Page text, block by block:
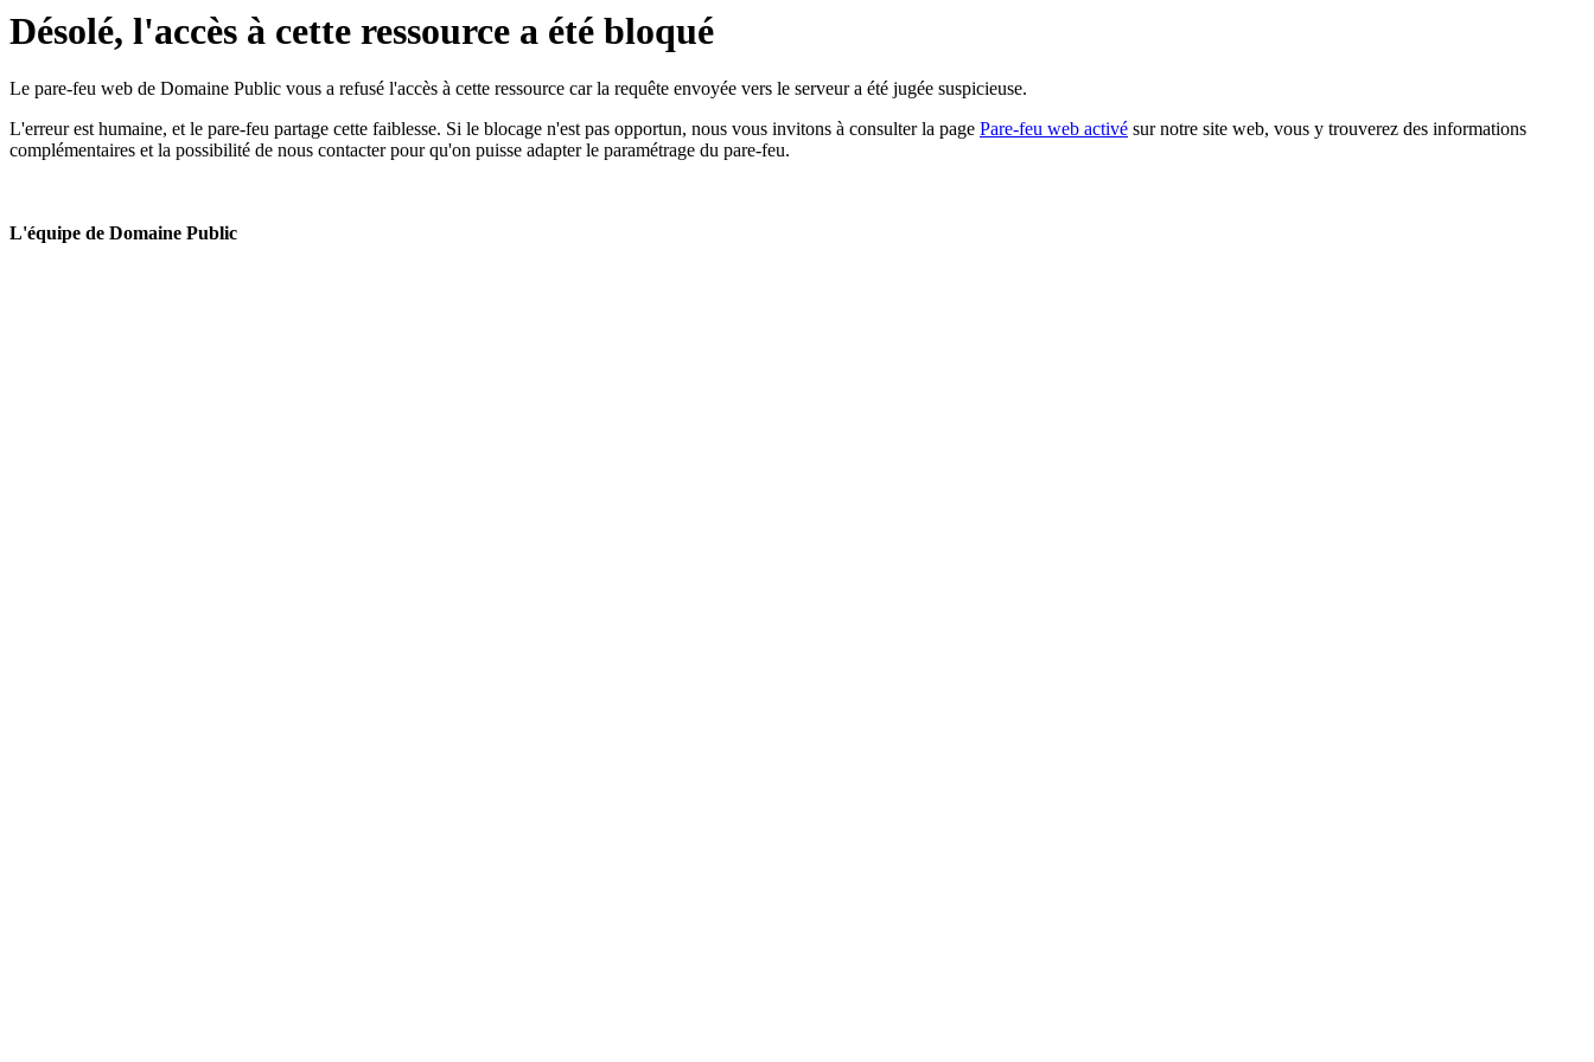
Désolé, l'accès à cette ressource a été bloqué
Le pare-feu web de Domaine Public vous a refusé l'accès à cette ressource car la requête envoyée vers le serveur a été jugée suspicieuse.
L'erreur est humaine, et le pare-feu partage cette faiblesse. Si le blocage n'est pas opportun, nous vous invitons à consulter la page Pare-feu web activé sur notre site web, vous y trouverez des informations
complémentaires et la possibilité de nous contacter pour qu'on puisse adapter le paramétrage du pare-feu.
L'équipe de Domaine Public